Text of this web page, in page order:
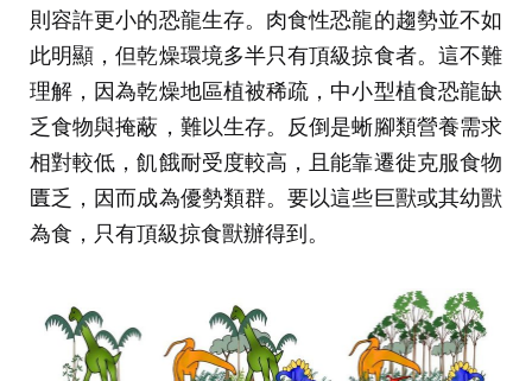
則容許更小的恐龍生存。肉食性恐龍的趨勢並不如
此明顯，但乾燥環境多半只有頂級掠食者。這不難
理解，因為乾燥地區植被稀疏，中小型植食恐龍缺
乏食物與掩蔽，難以生存。反倒是蜥腳類營養需求
相對較低，飢餓耐受度較高，且能靠遷徙克服食物
匱乏，因而成為優勢類群。要以這些巨獸或其幼獸
為食，只有頂級掠食獸辦得到。